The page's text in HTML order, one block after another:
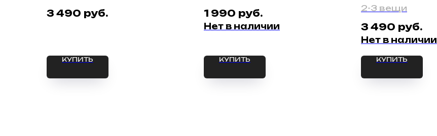
3 490 руб.
КУПИТЬ
1 990 руб.
Нет в наличии
КУПИТЬ
2-3 вещи
3 490 руб.
Нет в наличии
КУПИТЬ